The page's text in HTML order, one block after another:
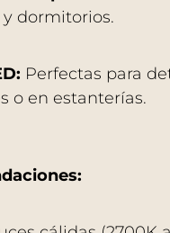
y dormitorios.
Perfectas para
o en estanterías.